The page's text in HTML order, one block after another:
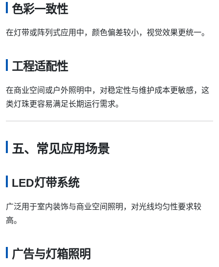
色彩一致性
在灯带或阵列式应用中，颜色偏差较小，视觉效果更统一。
工程适配性
在商业空间或户外照明中，对稳定性与维护成本更敏感，这
类灯珠更容易满足长期运行需求。
五、常见应用场景
LED灯带系统
广泛用于室内装饰与商业空间照明，对光线均匀性要求较
高。
广告与灯箱照明